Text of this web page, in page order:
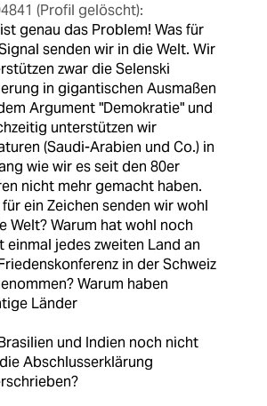
(Profil gelöscht):
genau das Problem! Was für
senden wir in die Welt. Wir
zwar die Selenski
in gigantischen Ausmaßen
Argument "Demokratie" und
unterstützen wir
(Saudi-Arabien und Co.) in
wie wir es seit den 80er
nicht mehr gemacht haben.
für ein Zeichen senden wir wohl
Welt? Warum hat wohl noch
einmal jedes zweiten Land an
in der Schweiz
Warum haben
Länder
und Indien noch nicht
Abschlusserklärung